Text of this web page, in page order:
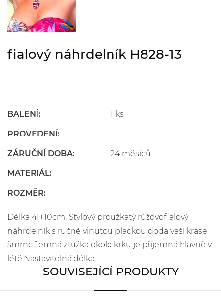
fialový náhrdelník H828-13
BALENÍ: 1 ks
PROVEDENÍ:
ZÁRUČNÍ DOBA: 24 měsíců
MATERIÁL:
ROZMĚR:
Délka 41+10cm. Stylový proužkatý růžovofialový
náhrdelník s ručně vinutou plackou dodá vaší kráse
šmrnc.Jemná ztužka okolo krku je příjemná hlavně v
létě.Nastavitelná délka.
SOUVISEJÍCÍ PRODUKTY